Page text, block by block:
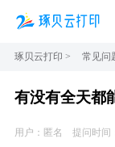
琢贝云打印 > 常见问
有没有全天都
用户：匿名 提问时间